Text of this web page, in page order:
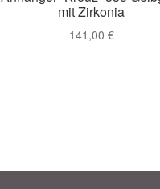
mit Zirkonia
141,00 €